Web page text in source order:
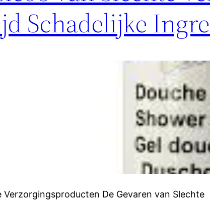
Schadelijke
Verzorgingsproducten De Gevaren van Slechte